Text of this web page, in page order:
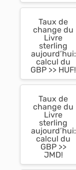
Taux de
change du
Livre
sterling
aujourd’hui:
calcul du
GBP >> HUF!
Taux de
change du
Livre
sterling
aujourd’hui:
calcul du
GBP >>
JMD!